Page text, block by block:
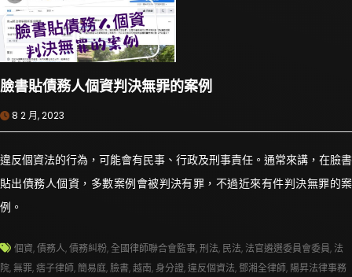
臉書貼債務人個資判決無罪的案例
8 2 月, 2023
違反個資法的行為，可能會有民事、行政及刑事責任。通常來講，在臉書
貼出債務人個資，多數案例會被判決有罪，不過近來有件判決無罪的案
例。
個資,債務人,債務糾粉,全國律師聯合會監事,刑法, 民法, 法官遴選委員會委員, 法
院,無罪,痞子律師,簡易庭,臉書,越南,身分證,違反個資法, 鄧湘全律師, 陽昇法律事務